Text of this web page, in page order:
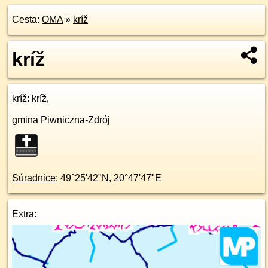
Cesta: OMA» kríž
kríž
kríž: kríž,
gmina Piwniczna-Zdrój
Súradnice: 49°25'42"N , 20°47'47"E
Extra: